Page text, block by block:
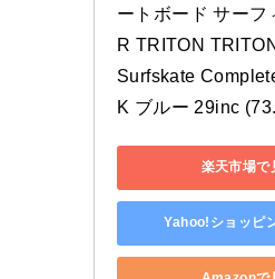
ートボード サーフ
R TRITON
Surfskate
K ブルー 29inc
楽天市場で
Yahoo!ショッピ